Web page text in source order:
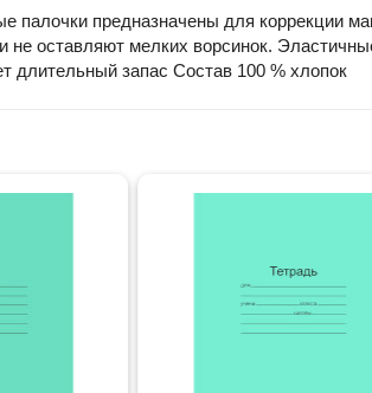
предназначены для коррекции
оставляют мелких ворсинок.
длительный запас Состав 100 % хлопок